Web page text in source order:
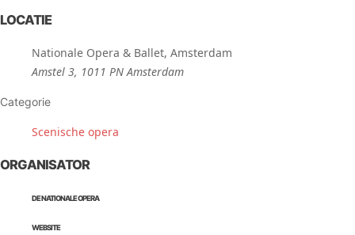
LOCATIE
Nationale Opera & Ballet, Amsterdam
Amstel 3, 1011 PN Amsterdam
Categorie
Scenische opera
ORGANISATOR
DE NATIONALE OPERA
WEBSITE